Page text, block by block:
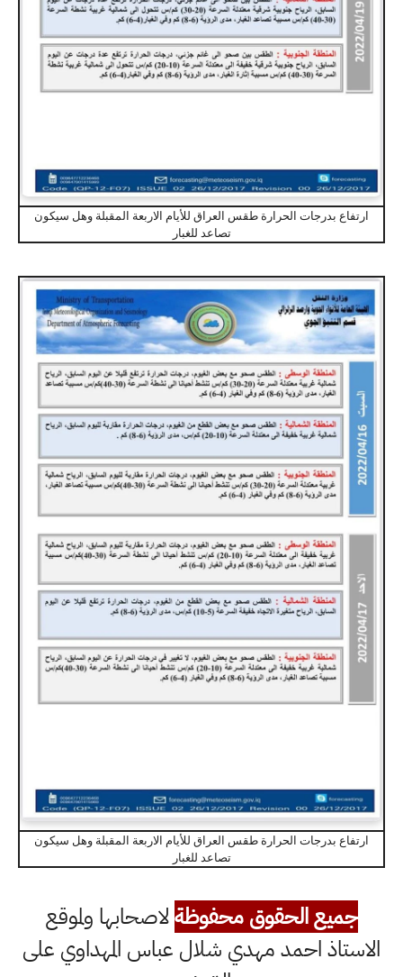
ارتفاع بدرجات الحرارة طقس العراق للأيام الاربعة المقبلة وهل سيكون
تصاعد للغبار
ارتفاع بدرجات الحرارة طقس العراق للأيام الاربعة المقبلة وهل سيكون
تصاعد للغبار
جميع الحقوق محفوظةلاصحابها ولموقع
الاستاذ احمد مهدي شلال عباس المهداوي على